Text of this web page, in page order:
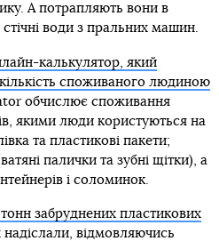
А потрапляють вони в
води з пральних машин.
калькулятор, який
споживаного людиною
обчислює споживання
якими люди користуються на
та пластикові пакети;
палички та зубні щітки), а
і соломинок.
забруднених пластикових
надіслали, відмовляючись